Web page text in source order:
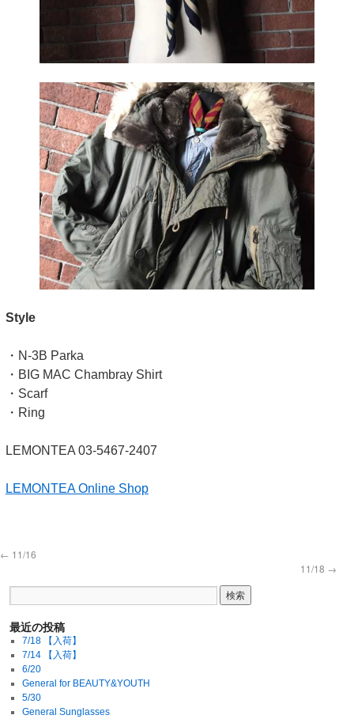
Style
・N-3B Parka
・BIG MAC Chambray Shirt
・Scarf
・Ring
LEMONTEA 03-5467-2407
LEMONTEA Online Shop
← 11/16
11/18 →
最近の投稿
7/18 【入荷】
7/14 【入荷】
6/20
General for BEAUTY&YOUTH
5/30
General Sunglasses